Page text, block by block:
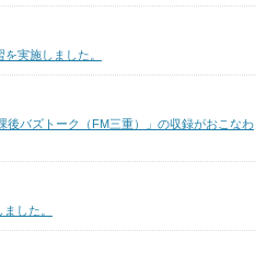
実施しました。
後バズトーク（FM三重）」の収録がおこなわ
した。